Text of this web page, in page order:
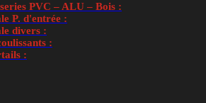
PVC – ALU – Bois :
P. d'entrée :
divers :
:
: